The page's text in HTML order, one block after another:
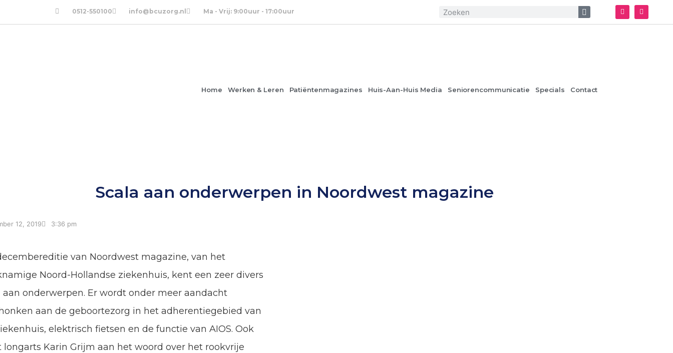
0512-550100 info@bcuzorg.nl Ma - Vrij: 9:00uur - 17:00uur
Home Werken & Leren Patiëntenmagazines Huis-Aan-Huis Media Seniorencommunicatie Specials Contact
Scala aan onderwerpen in Noordwest magazine
12, 2019 3:36 pm
van Noordwest magazine, van het
Noord-Hollandse ziekenhuis, kent een zeer divers
aan onderwerpen. Er wordt onder meer aandacht
aan de geboortezorg in het adherentiegebied van
elektrisch fietsen en de functie van AIOS. Ook
longarts Karin Grijm aan het woord over het rookvrije